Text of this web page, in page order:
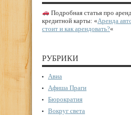
Подробная статья про
кредитной карты: «Аренда
стоит и как арендовать?«
РУБРИКИ
Авиа
Афиша Праги
Бюрократия
Вокруг света